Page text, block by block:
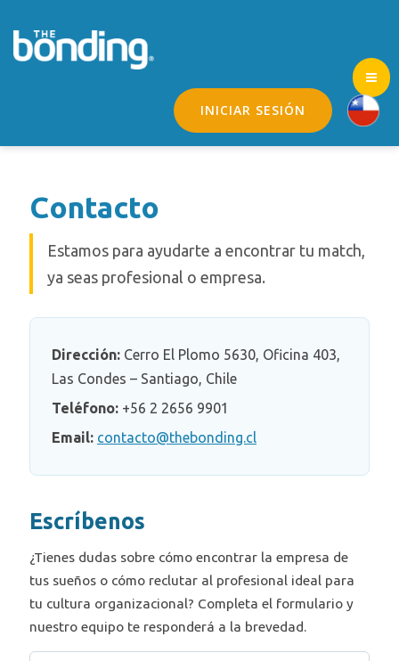
INICIAR SESIÓN
Contacto
Estamos para ayudarte a encontrar tu match,
ya seas profesional o empresa.
Dirección: Cerro El Plomo 5630, Oficina 403,
Las Condes – Santiago, Chile
Teléfono: +56 2 2656 9901
Email: contacto@thebonding.cl
Escríbenos
¿Tienes dudas sobre cómo encontrar la empresa de
tus sueños o cómo reclutar al profesional ideal para
tu cultura organizacional? Completa el formulario y
nuestro equipo te responderá a la brevedad.